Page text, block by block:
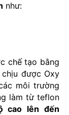
như:
chế tạo bằng
được Oxy
môi trường
làm từ teflon
cao lên đến